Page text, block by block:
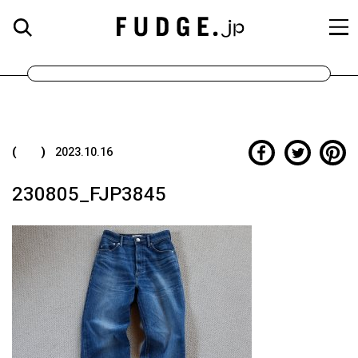
( ) 2023.10.16
230805_FJP3845